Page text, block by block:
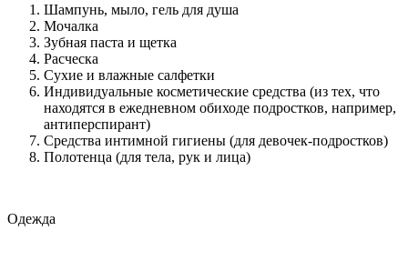
Шампунь, мыло, гель для душа
Мочалка
Зубная паста и щетка
Расческа
Сухие и влажные салфетки
Индивидуальные косметические средства (из тех, что
находятся в ежедневном обиходе подростков, например,
антиперспирант)
Средства интимной гигиены (для девочек-подростков)
Полотенца (для тела, рук и лица)
Одежда